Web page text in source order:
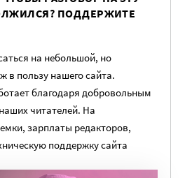
ПОДДЕРЖИТЕ
на небольшой, но
в пользу нашего сайта.
благодаря добровольным
читателей. На
зарплаты редакторов,
поддержку сайта